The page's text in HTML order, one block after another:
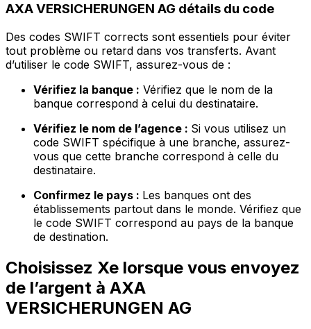
AXA VERSICHERUNGEN AG détails du code
Des codes SWIFT corrects sont essentiels pour éviter
tout problème ou retard dans vos transferts. Avant
d’utiliser le code SWIFT, assurez-vous de :
Vérifiez la banque : Vérifiez que le nom de la
banque correspond à celui du destinataire.
Vérifiez le nom de l’agence : Si vous utilisez un
code SWIFT spécifique à une branche, assurez-
vous que cette branche correspond à celle du
destinataire.
Confirmez le pays : Les banques ont des
établissements partout dans le monde. Vérifiez que
le code SWIFT correspond au pays de la banque
de destination.
Choisissez Xe lorsque vous envoyez
de l’argent à AXA
VERSICHERUNGEN AG